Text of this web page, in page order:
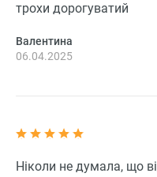
трохи дорогуватий
Валентина
06.04.2025
Ніколи не думала, що